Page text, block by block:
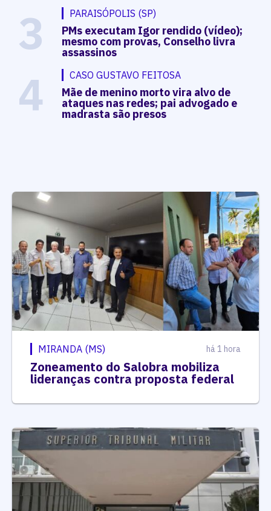
3 PARAISÓPOLIS (SP)
PMs executam Igor rendido (vídeo);
mesmo com provas, Conselho livra
assassinos
4 CASO GUSTAVO FEITOSA
Mãe de menino morto vira alvo de
ataques nas redes; pai advogado e
madrasta são presos
MIRANDA (MS) há 1 hora
Zoneamento do Salobra mobiliza
lideranças contra proposta federal